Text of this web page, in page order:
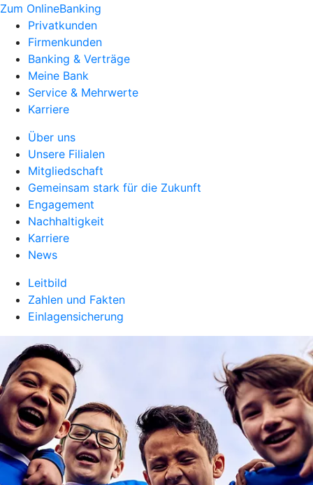
Zum OnlineBanking
Privatkunden
Firmenkunden
Banking & Verträge
Meine Bank
Service & Mehrwerte
Karriere
Über uns
Unsere Filialen
Mitgliedschaft
Gemeinsam stark für die Zukunft
Engagement
Nachhaltigkeit
Karriere
News
Leitbild
Zahlen und Fakten
Einlagensicherung